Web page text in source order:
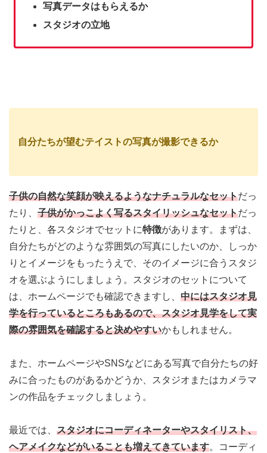
写真データはもらえるか
スタジオの立地
自分たちが望むテイストの写真が撮影できるか
子供の自然な笑顔が映えるようなナチュラルなセットだっ
たり、 子供がかっこよく写るスタイリッシュなセットだっ
たりと、各スタジオでセットに特徴があります。まずは、
自分たちがどのような雰囲気の写真にしたいのか、しっか
りとイメージをもったうえで、そのイメージに合うスタジ
オを選ぶようにしましょう。
スタジオのセットについて
は、ホームページでも確認できますし、 中にはスタジオ見
学を行っているところもあるので、スタジオ見学をして実
際の雰囲気を確認すると決めやすいかもしれません。
また、ホームページやSNSなどにある写真で自分たちの好
みに合ったものがあるかどうか、スタジオまたはカメラマ
ンの作品をチェックしましょう。
最近では、 スタジオにコーディネーターやスタイリスト、
ヘアメイクなどがいることも増えてきています。コーディ